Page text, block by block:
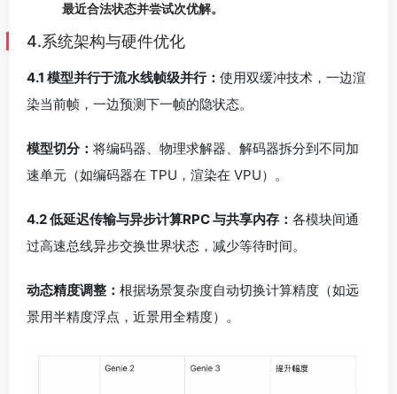
过高速总线异步交换世界状态，减少等待时间。
动态精度调整： 根据场景复杂度自动切换计算精度（如远
景用半精度浮点，近景用全精度）。
主要技术突破和难点汇总